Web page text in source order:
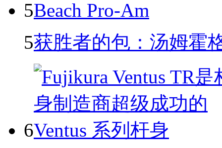
5
5获胜者的包：汤姆霍
6